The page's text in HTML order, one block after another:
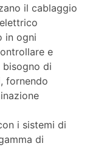
il cablaggio
in ogni
e
bisogno di
fornendo
i sistemi di
di